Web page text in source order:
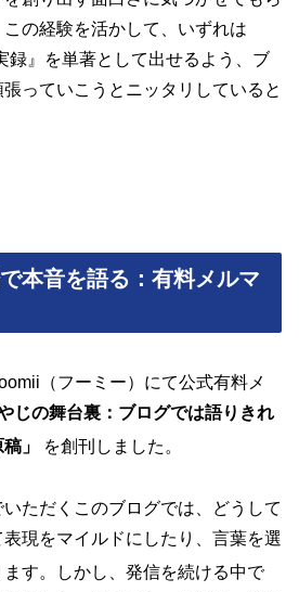
の経験を活かして、いずれは
録』を単著として出せるよう、ブ
っていこうとニッタリしていると
本音を語る：有料メルマ
（フーミー）にて公式有料メ
じの舞台裏：ブログでは語りきれ
」
を創刊しました。
ただくこのブログでは、どうして
現をマイルドにしたり、言葉を選
ます。しかし、発信を続ける中で